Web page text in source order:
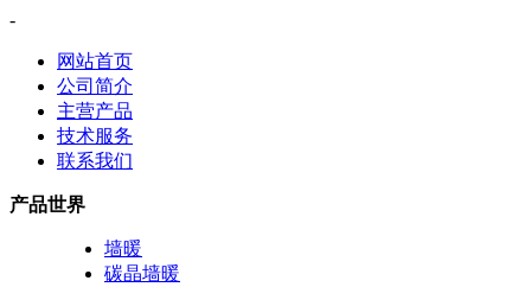
-
网站首页
公司简介
主营产品
技术服务
联系我们
产品世界
墙暖
碳晶墙暖